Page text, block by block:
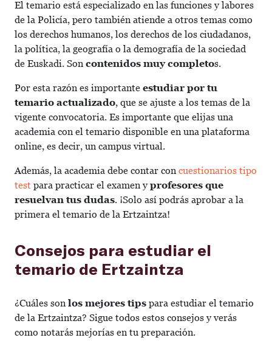
El temario está especializado en las funciones y labores
de la Policía, pero también atiende a otros temas como
los derechos humanos, los derechos de los ciudadanos,
la política, la geografía o la demografía de la sociedad
de Euskadi. Son contenidos muy completos.
Por esta razón es importante estudiar por tu
temario actualizado, que se ajuste a los temas de la
vigente convocatoria. Es importante que elijas una
academia con el temario disponible en una plataforma
online, es decir, un campus virtual.
Además, la academia debe contar con cuestionarios tipo
test para practicar el examen y profesores que
resuelvan tus dudas. ¡Solo así podrás aprobar a la
primera el temario de la Ertzaintza!
Consejos para estudiar el
temario de Ertzaintza
¿Cuáles son los mejores tips para estudiar el temario
de la Ertzaintza? Sigue todos estos consejos y verás
como notarás mejorías en tu preparación.